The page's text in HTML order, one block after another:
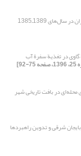
1389‌–‌1385
در تغذیة سفرة آب
محله‌‌ای در بافت تاریخی شهر
شرقی و تدوین راهبردها